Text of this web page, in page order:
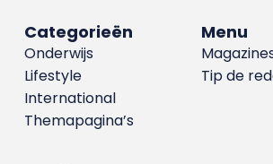
Menu
Tip de
Categorieën
Onderwijs
Lifestyle
International
Themapagina’s